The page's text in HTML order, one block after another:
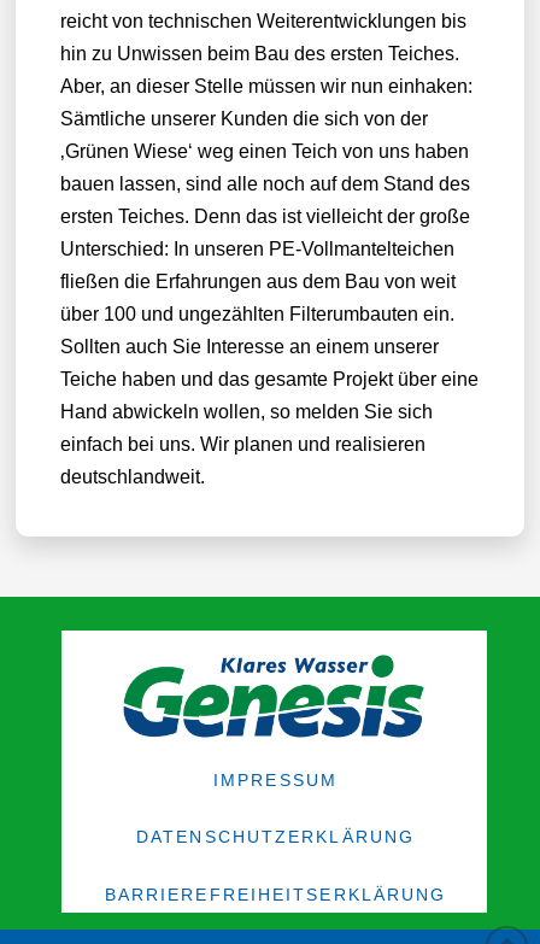
reicht von technischen Weiterentwicklungen bis
hin zu Unwissen beim Bau des ersten Teiches.
Aber, an dieser Stelle müssen wir nun einhaken:
Sämtliche unserer Kunden die sich von der
‚Grünen Wiese‘ weg einen Teich von uns haben
bauen lassen, sind alle noch auf dem Stand des
ersten Teiches. Denn das ist vielleicht der große
Unterschied: In unseren PE-Vollmantelteichen
fließen die Erfahrungen aus dem Bau von weit
über 100 und ungezählten Filterumbauten ein.
Sollten auch Sie Interesse an einem unserer
Teiche haben und das gesamte Projekt über eine
Hand abwickeln wollen, so melden Sie sich
einfach bei uns. Wir planen und realisieren
deutschlandweit.
IMPRESSUM
DATENSCHUTZERKLÄRUNG
BARRIEREFREIHEITSERKLÄRUNG